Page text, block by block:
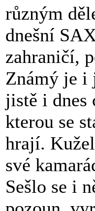
různým
dnešní
zahraničí,
Známý je i
jistě i dnes
kterou se
hrají.
své
Sešlo se i